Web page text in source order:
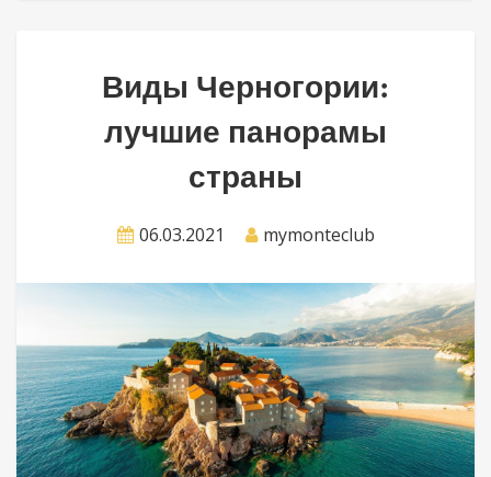
Виды Черногории:
лучшие панорамы
страны
06.03.2021 mymonteclub